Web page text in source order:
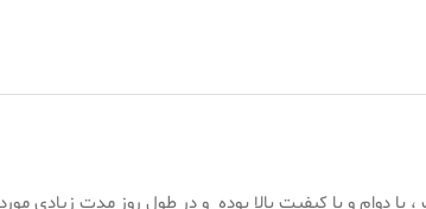
و با کیفیت بالا بوده و در طول روز مدت زیادی مورد